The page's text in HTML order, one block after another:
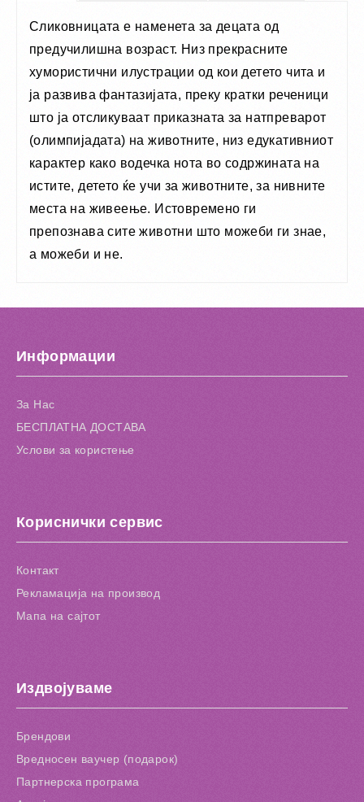
Сликовницата е наменета за децата од
предучилишна возраст. Низ прекрасните
хумористични илустрации од кои детето чита и
ја развива фантазијата, преку кратки реченици
што ја отсликуваат приказната за натпреварот
(олимпијадата) на животните, низ едукативниот
карактер како водечка нота во содржината на
истите, детето ќе учи за животните, за нивните
места на живеење. Истовремено ги
препознава сите животни што можеби ги знае,
а можеби и не.
Информации
За Нас
БЕСПЛАТНА ДОСТАВА
Услови за користење
Кориснички сервис
Контакт
Рекламација на производ
Мапа на сајтот
Издвојуваме
Брендови
Вредносен ваучер (подарок)
Партнерска програма